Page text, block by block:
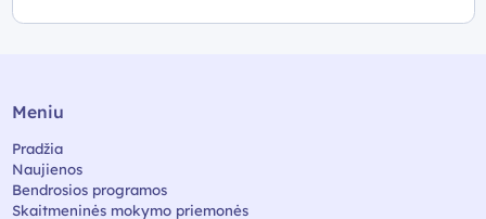
Meniu
Pradžia
Naujienos
Bendrosios programos
Skaitmeninės mokymo priemonės